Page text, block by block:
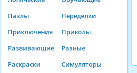
Пазлы
Переделки
Приключения
Приколы
Развивающие
Разные
Раскраски
Симуляторы